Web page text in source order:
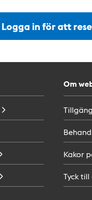
Logga in för att
Om
Kakor
Tyck till